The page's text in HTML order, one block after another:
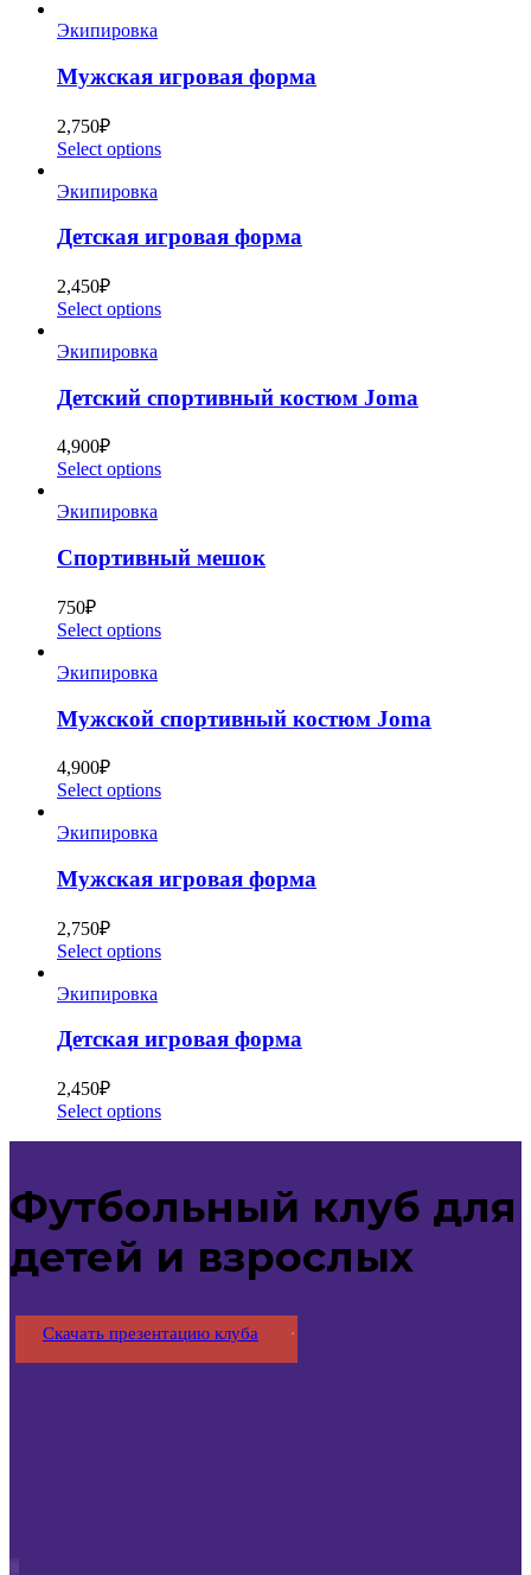
Экипировка
Мужская игровая форма
2,750₽
Select options
Экипировка
Детская игровая форма
2,450₽
Select options
Экипировка
Детский спортивный костюм Joma
4,900₽
Select options
Экипировка
Спортивный мешок
750₽
Select options
Экипировка
Мужской спортивный костюм Joma
4,900₽
Select options
Экипировка
Мужская игровая форма
2,750₽
Select options
Экипировка
Детская игровая форма
2,450₽
Select options
Футбольный клуб для
детей и взрослых
Скачать презентацию клуба